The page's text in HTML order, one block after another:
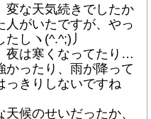
な天気続きでしたか
がいたですが、やっ
しヽ(^.^;)丿
夜は寒くなってたり…
かったり、雨が降って
きりしないですね
候のせいだったか、